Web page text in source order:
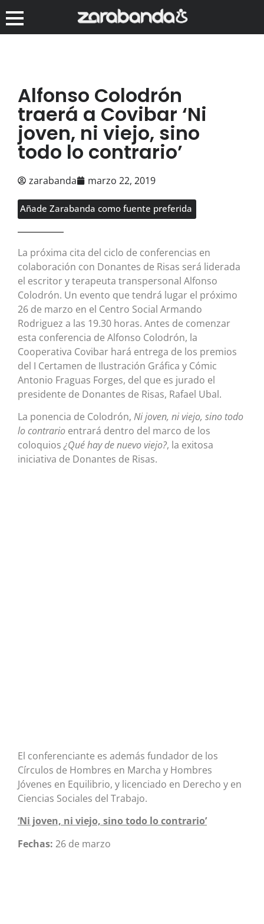
Alfonso Colodrón
traerá a Covibar ‘Ni
joven, ni viejo, sino
todo lo contrario’
zarabanda marzo 22, 2019
Añade Zarabanda como fuente preferida
La próxima cita del ciclo de conferencias en
colaboración con Donantes de Risas será liderada
el escritor y terapeuta transpersonal Alfonso
Colodrón. Un evento que tendrá lugar el próximo
26 de marzo en el Centro Social Armando
Rodriguez a las 19.30 horas. Antes de comenzar
esta conferencia de Alfonso Colodrón, la
Cooperativa Covibar hará entrega de los premios
del I Certamen de Ilustración Gráfica y Cómic
Antonio Fraguas Forges, del que es jurado el
presidente de Donantes de Risas, Rafael Ubal.
La ponencia de Colodrón, Ni joven, ni viejo, sino todo
lo contrario entrará dentro del marco de los
coloquios¿Qué hay de nuevo viejo?, la exitosa
iniciativa de Donantes de Risas.
El conferenciante es además fundador de los
Círculos de Hombres en Marcha y Hombres
Jóvenes en Equilibrio, y licenciado en Derecho y en
Ciencias Sociales del Trabajo.
‘Ni joven, ni viejo, sino todo lo contrario’
Fechas: 26 de marzo